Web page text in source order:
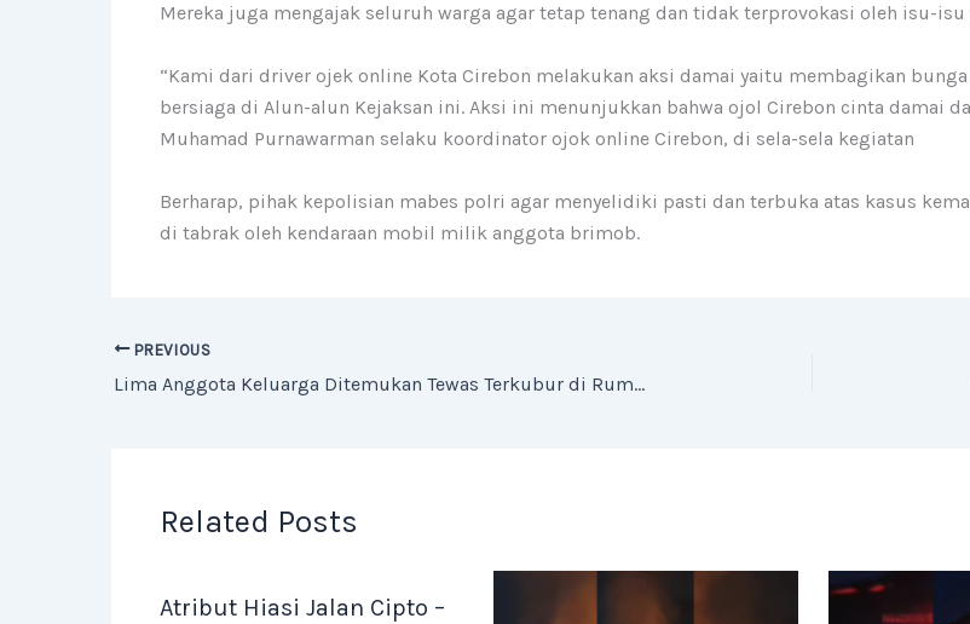
Mereka juga mengajak seluruh warga agar tetap tenang dan tidak terprovokasi oleh isu-
“Kami dari driver ojek online Kota Cirebon melakukan aksi damai yaitu membagikan
bersiaga di Alun-alun Kejaksan ini. Aksi ini menunjukkan bahwa ojol Cirebon cinta damai
Muhamad Purnawarman selaku koordinator ojok online Cirebon, di sela-sela kegiatan
Berharap, pihak kepolisian mabes polri agar menyelidiki pasti dan terbuka atas kasus
di tabrak oleh kendaraan mobil milik anggota brimob.
PREVIOUS
Lima Anggota Keluarga Ditemukan Tewas Terkubur di Rumahnya di Indramayu
Related Posts
Atribut Hiasi Jalan Cipto –